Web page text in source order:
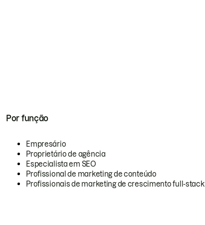
Por função
Empresário
Proprietário de agência
Especialista em SEO
Profissional de marketing de conteúdo
Profissionais de marketing de crescimento full-stack